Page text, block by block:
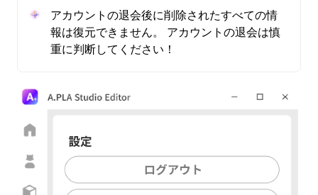
アカウントの退会後に削除されたすべての情
報は復元できません。 アカウントの退会は慎
重に判断してください！